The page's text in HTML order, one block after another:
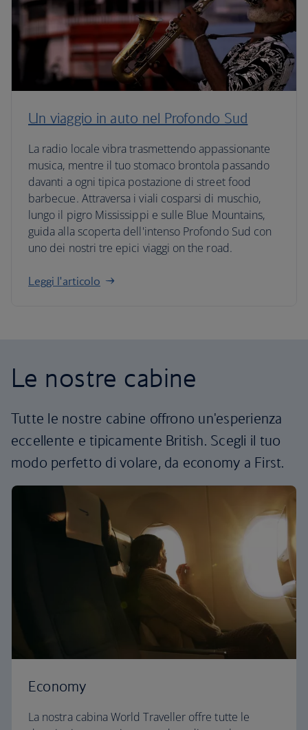
Un viaggio in auto nel Profondo Sud
La radio locale vibra trasmettendo appassionante
musica, mentre il tuo stomaco brontola passando
davanti a ogni tipica postazione di street food
barbecue. Attraversa i viali cosparsi di muschio,
lungo il pigro Mississippi e sulle Blue Mountains,
guida alla scoperta dell'intenso Profondo Sud con
uno dei nostri tre epici viaggi on the road.
Leggi l'articolo
Le nostre cabine
Tutte le nostre cabine offrono un'esperienza
eccellente e tipicamente British. Scegli il tuo
modo perfetto di volare, da economy a First.
Economy
La nostra cabina World Traveller offre tutte le